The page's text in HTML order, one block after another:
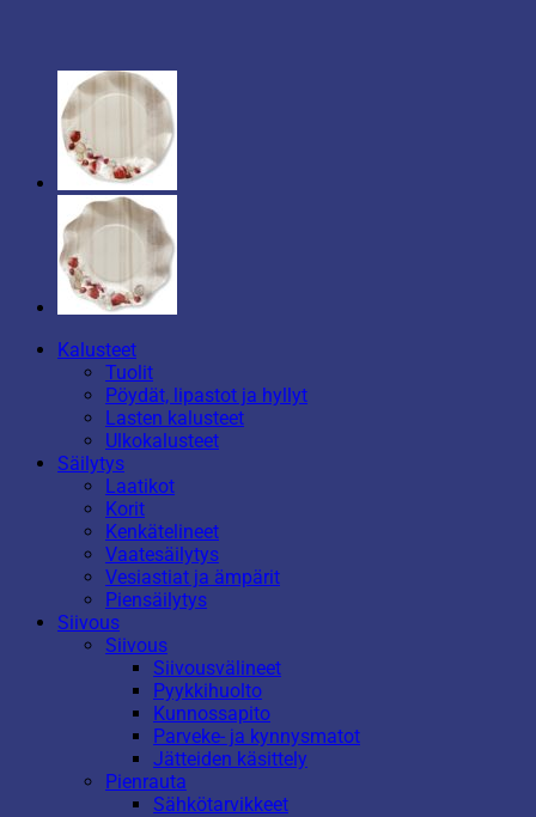
Kalusteet
Tuolit
Pöydät, lipastot ja hyllyt
Lasten kalusteet
Ulkokalusteet
Säilytys
Laatikot
Korit
Kenkätelineet
Vaatesäilytys
Vesiastiat ja ämpärit
Piensäilytys
Siivous
Siivous
Siivousvälineet
Pyykkihuolto
Kunnossapito
Parveke- ja kynnysmatot
Jätteiden käsittely
Pienrauta
Sähkötarvikkeet